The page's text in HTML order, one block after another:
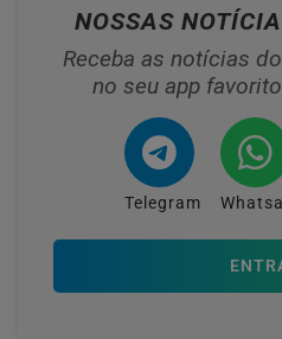
NOSSAS
Receba as notícias
no seu app
Telegram